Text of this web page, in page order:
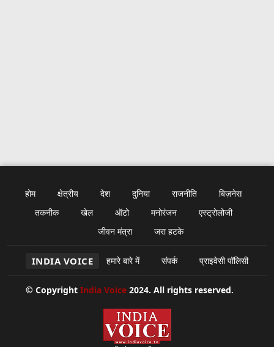
होम क्षेत्रीय देश दुनिया राजनीति
बिज़नेस
तकनीक
खेल ऑटो मनोरंजन
एस्ट्रोलोजी
जीवन मंत्रा
जरा हटके
INDIA VOICE हमारे बारे में संपर्क प्राइवेसी पॉलिसी
© Copyright India Voice 2024. All rights reserved.